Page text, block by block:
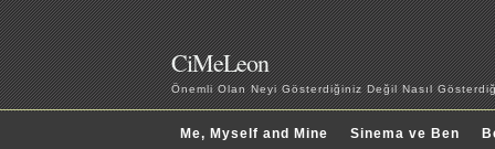
CiMeLeon
Önemli Olan Neyi Gösterdiğiniz Değil Nasıl
Me, Myself and Mine Sinema ve Ben